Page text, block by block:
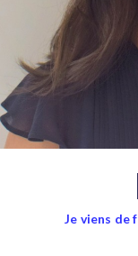
Je viens de